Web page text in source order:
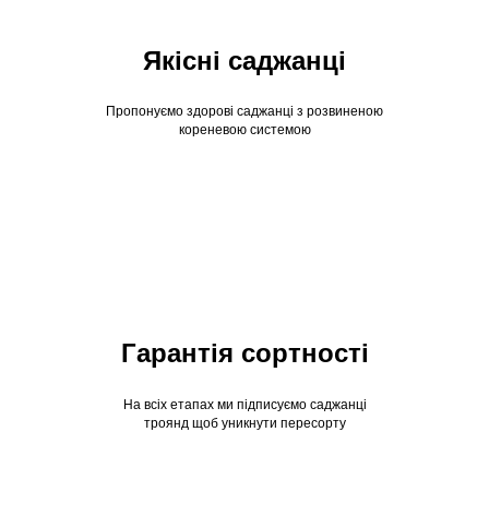
Пропонуємо здорові саджанці з розвиненою
кореневою системою
На всіх етапах ми підписуємо саджанці
троянд щоб уникнути пересорту
Якісні саджанці
Гарантія сортності